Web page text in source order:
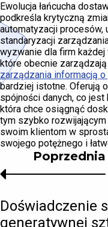
Ewolucja łańcucha
podkreśla krytyczną
automatyzacji
standaryzacji
wyzwanie dla firm
które obecnie
zarządzania informacją
bardziej istotne. Oferują
spójności danych, co
która chce osiągnąć
tym szybko
swoim klientom w
swojego potężnego i
Poprzednia
Doświadczenie
generatywnej